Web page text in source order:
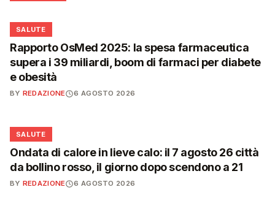
❤️
SALUTE
Rapporto OsMed 2025: la spesa farmaceutica
supera i 39 miliardi, boom di farmaci per diabete
e obesità
BY REDAZIONE 6 AGOSTO 2026
❤️
SALUTE
Ondata di calore in lieve calo: il 7 agosto 26 città
da bollino rosso, il giorno dopo scendono a 21
BY REDAZIONE 6 AGOSTO 2026